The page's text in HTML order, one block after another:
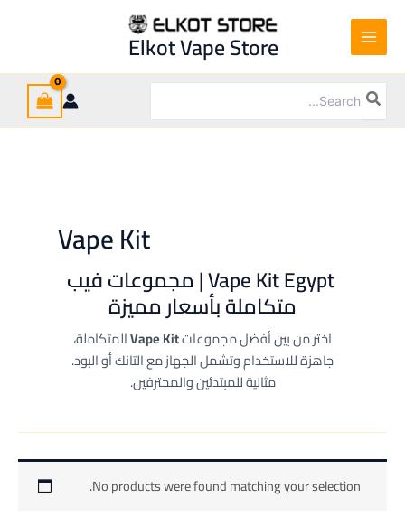
content
Elkot Vape Store
Search
for:
Vape Kit
Vape Kit Egypt | مجموعات فيب
متكاملة بأسعار مميزة
اختر من بين أفضل مجموعاتVape Kitالمتكاملة،
جاهزة للاستخدام وتشمل الجهاز مع التانك أو البود.
مثالية للمبتدئين والمحترفين.
No products were found matching your selection.